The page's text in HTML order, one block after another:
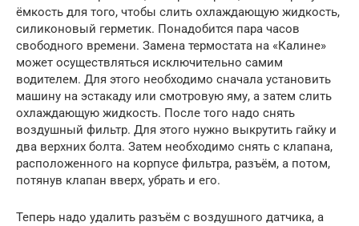
ёмкость для того, чтобы слить охлаждающую жидкость,
силиконовый герметик. Понадобится пара часов
свободного времени. Замена термостата на «Калине»
может осуществляться исключительно самим
водителем. Для этого необходимо сначала установить
машину на эстакаду или смотровую яму, а затем слить
охлаждающую жидкость. После того надо снять
воздушный фильтр. Для этого нужно выкрутить гайку и
два верхних болта. Затем необходимо снять с клапана,
расположенного на корпусе фильтра, разъём, а потом,
потянув клапан вверх, убрать и его.
Теперь надо удалить разъём с воздушного датчика, а